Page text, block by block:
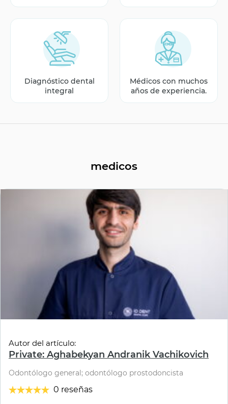
Diagnóstico dental
integral
Médicos con muchos
años de experiencia.
medicos
Autor del artículo:
Private: Aghabekyan Andranik Vachikovich
Odontólogo general; odontólogo prostodoncista
0 reseñas